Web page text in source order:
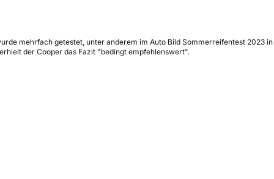
mehrfach getestet, unter anderem im Auto Bild Sommerreifentest 2023 in
der Cooper das Fazit "bedingt empfehlenswert".